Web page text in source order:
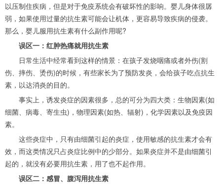
以压制住疾病，但是对于免疫系统会有破坏性的影响。婴儿身体很孱
弱，如果使用过量的抗生素可能会让机体，更容易导致疾病的侵袭。
那么，婴儿服用抗生素有什么副作用呢?
误区一：红肿热痛就用抗生素
日常生活中经常看到这样的情景：在孩子发烧咽痛或者外伤(割
伤、摔伤、烫伤)的时候，有些家长为了预防发炎，会给孩子吃点抗生
素，以达消炎的目的。
事实上，诱发炎症的因素很多，总的可分为四大类：生物因素(如
细菌、病毒、寄生虫)，物理因素(如热、辐射)，化学因素以及免疫因
素。
这些炎症中，只有由细菌引起的炎症，使用敏感的抗生素才会有
效，而这类情况只占炎症比例中的少部分。如果炎症并不是由细菌引
起的，就没有必要用抗生素，用了也不起作用。
误区二：感冒、腹泻用抗生素